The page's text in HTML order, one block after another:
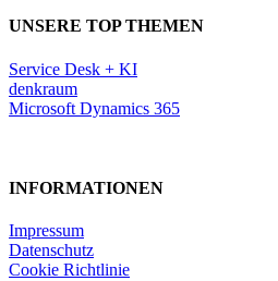
UNSERE TOP THEMEN
Service Desk + KI
denkraum
Microsoft Dynamics 365
INFORMATIONEN
Impressum
Datenschutz
Cookie Richtlinie